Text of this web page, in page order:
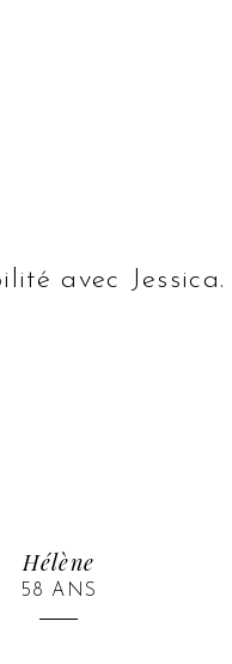
avec Jessica.
Hélène
58 ANS